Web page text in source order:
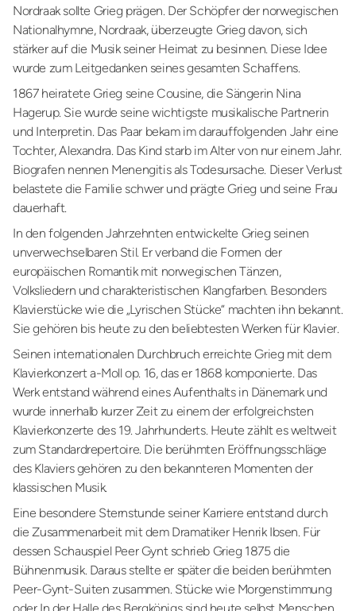
Nordraak sollte Grieg prägen. Der Schöpfer der norwegischen
Nationalhymne, Nordraak, überzeugte Grieg davon, sich
stärker auf die Musik seiner Heimat zu besinnen. Diese Idee
wurde zum Leitgedanken seines gesamten Schaffens.
1867 heiratete Grieg seine Cousine, die Sängerin Nina
Hagerup. Sie wurde seine wichtigste musikalische Partnerin
und Interpretin. Das Paar bekam im darauffolgenden Jahr eine
Tochter, Alexandra. Das Kind starb im Alter von nur einem Jahr.
Biografen nennen Menengitis als Todesursache. Dieser Verlust
belastete die Familie schwer und prägte Grieg und seine Frau
dauerhaft.
In den folgenden Jahrzehnten entwickelte Grieg seinen
unverwechselbaren Stil. Er verband die Formen der
europäischen Romantik mit norwegischen Tänzen,
Volksliedern und charakteristischen Klangfarben. Besonders
Klavierstücke wie die „Lyrischen Stücke“ machten ihn bekannt.
Sie gehören bis heute zu den beliebtesten Werken für Klavier.
Seinen internationalen Durchbruch erreichte Grieg mit dem
Klavierkonzert a-Moll op. 16, das er 1868 komponierte. Das
Werk entstand während eines Aufenthalts in Dänemark und
wurde innerhalb kurzer Zeit zu einem der erfolgreichsten
Klavierkonzerte des 19. Jahrhunderts. Heute zählt es weltweit
zum Standardrepertoire. Die berühmten Eröffnungsschläge
des Klaviers gehören zu den bekannteren Momenten der
klassischen Musik.
Eine besondere Sternstunde seiner Karriere entstand durch
die Zusammenarbeit mit dem Dramatiker Henrik Ibsen. Für
dessen Schauspiel Peer Gynt schrieb Grieg 1875 die
Bühnenmusik. Daraus stellte er später die beiden berühmten
Peer-Gynt-Suiten zusammen. Stücke wie Morgenstimmung